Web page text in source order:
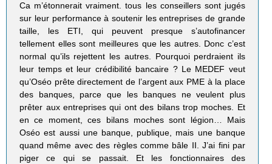
Ca m’étonnerait vraiment. tous les conseillers sont jugés
sur leur performance à soutenir les entreprises de grande
taille, les ETI, qui peuvent presque s’autofinancer
tellement elles sont meilleures que les autres. Donc c’est
normal qu’ils rejettent les autres. Pourquoi perdraient ils
leur temps et leur crédibilité bancaire ? Le MEDEF veut
qu’Oséo prête directement de l’argent aux PME à la place
des banques, parce que les banques ne veulent plus
prêter aux entreprises qui ont des bilans trop moches. Et
en ce moment, ces bilans moches sont légion… Mais
Oséo est aussi une banque, publique, mais une banque
quand même avec des règles comme bâle II. J’ai fini par
piger ce qui se passait. Et les fonctionnaires des